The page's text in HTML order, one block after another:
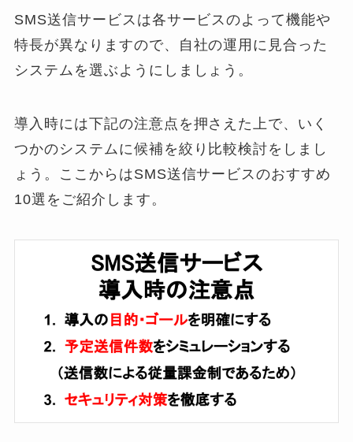
SMS送信サービスは各サービスのよって機能や
特長が異なりますので、自社の運用に見合った
システムを選ぶようにしましょう。
導入時には下記の注意点を押さえた上で、いく
つかのシステムに候補を絞り比較検討をしまし
ょう。ここからはSMS送信サービスのおすすめ
10選をご紹介します。